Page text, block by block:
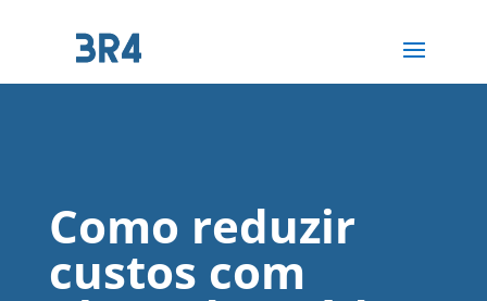
Como reduzir
custos com